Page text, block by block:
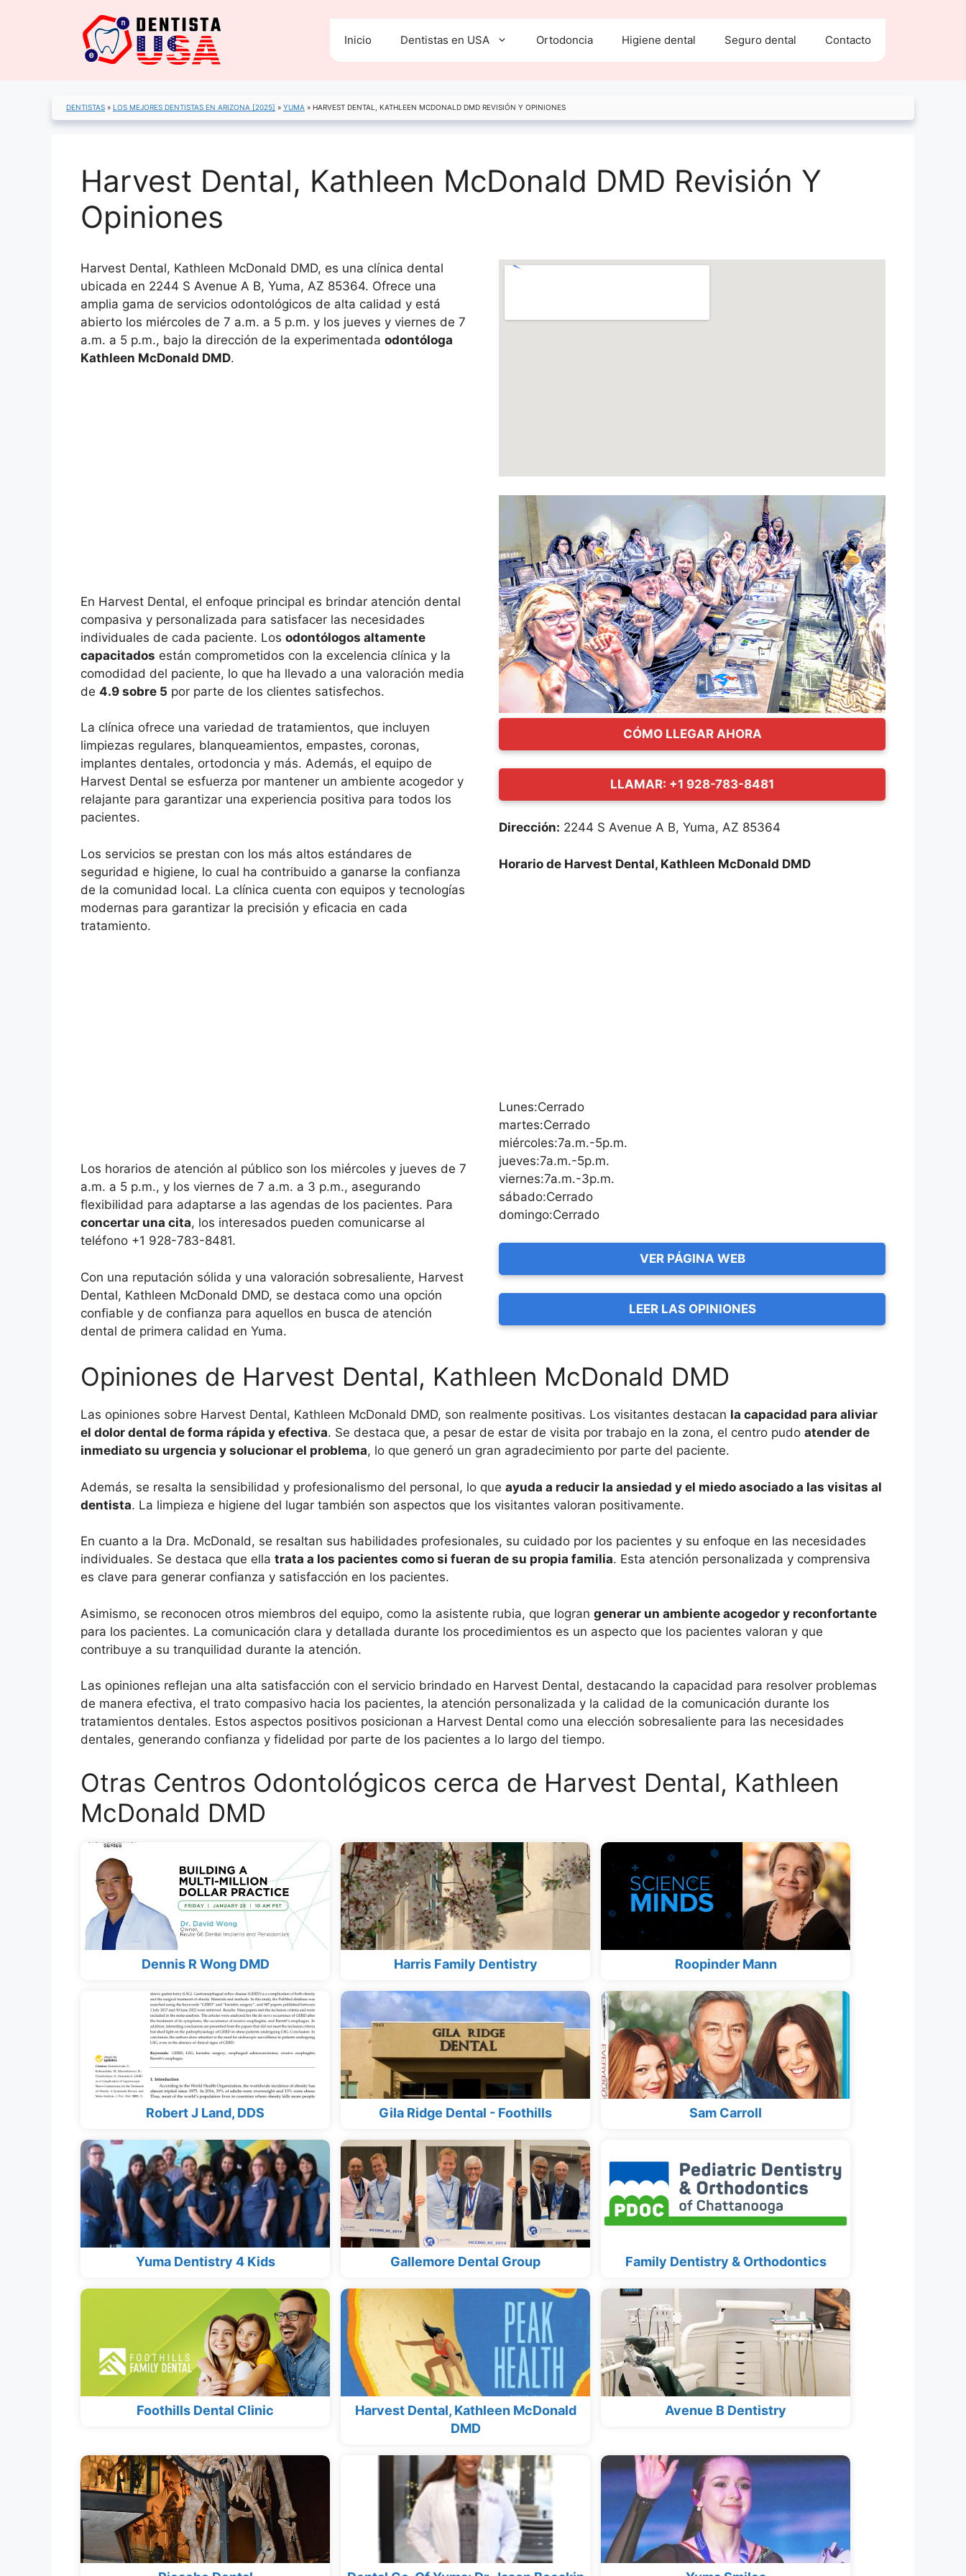
Inicio Dentistas en USA Ortodoncia Higiene dental Seguro dental Contacto
DENTISTAS » LOS MEJORES DENTISTAS EN ARIZONA [2025] » YUMA » HARVEST DENTAL, KATHLEEN MCDONALD DMD REVISIÓN Y OPINIONES
Harvest Dental, Kathleen McDonald DMD Revisión Y
Opiniones
Harvest Dental, Kathleen McDonald DMD, es una clínica dental
ubicada en 2244 S Avenue A B, Yuma, AZ 85364. Ofrece una
amplia gama de servicios odontológicos de alta calidad y está
abierto los miércoles de 7 a.m. a 5 p.m. y los jueves y viernes de 7
a.m. a 5 p.m., bajo la dirección de la experimentada odontóloga
Kathleen McDonald DMD.
En Harvest Dental, el enfoque principal es brindar atención dental
compasiva y personalizada para satisfacer las necesidades
individuales de cada paciente. Los odontólogos altamente
capacitados están comprometidos con la excelencia clínica y la
comodidad del paciente, lo que ha llevado a una valoración media
de 4.9 sobre 5 por parte de los clientes satisfechos.
La clínica ofrece una variedad de tratamientos, que incluyen
limpiezas regulares, blanqueamientos, empastes, coronas,
implantes dentales, ortodoncia y más. Además, el equipo de
Harvest Dental se esfuerza por mantener un ambiente acogedor y
relajante para garantizar una experiencia positiva para todos los
pacientes.
Los servicios se prestan con los más altos estándares de
seguridad e higiene, lo cual ha contribuido a ganarse la confianza
de la comunidad local. La clínica cuenta con equipos y tecnologías
modernas para garantizar la precisión y eficacia en cada
tratamiento.
Los horarios de atención al público son los miércoles y jueves de 7
a.m. a 5 p.m., y los viernes de 7 a.m. a 3 p.m., asegurando
flexibilidad para adaptarse a las agendas de los pacientes. Para
concertar una cita, los interesados pueden comunicarse al
teléfono +1 928-783-8481.
Con una reputación sólida y una valoración sobresaliente, Harvest
Dental, Kathleen McDonald DMD, se destaca como una opción
confiable y de confianza para aquellos en busca de atención
dental de primera calidad en Yuma.
CÓMO LLEGAR AHORA
LLAMAR: +1 928-783-8481
Dirección: 2244 S Avenue A B, Yuma, AZ 85364
Horario de Harvest Dental, Kathleen McDonald DMD
Lunes:Cerrado
martes:Cerrado
miércoles:7a.m.-5p.m.
jueves:7a.m.-5p.m.
viernes:7a.m.-3p.m.
sábado:Cerrado
domingo:Cerrado
VER PÁGINA WEB
LEER LAS OPINIONES
Opiniones de Harvest Dental, Kathleen McDonald DMD
Las opiniones sobre Harvest Dental, Kathleen McDonald DMD, son realmente positivas. Los visitantes destacan la capacidad para aliviar
el dolor dental de forma rápida y efectiva. Se destaca que, a pesar de estar de visita por trabajo en la zona, el centro pudo atender de
inmediato su urgencia y solucionar el problema, lo que generó un gran agradecimiento por parte del paciente.
Además, se resalta la sensibilidad y profesionalismo del personal, lo que ayuda a reducir la ansiedad y el miedo asociado a las visitas al
dentista. La limpieza e higiene del lugar también son aspectos que los visitantes valoran positivamente.
En cuanto a la Dra. McDonald, se resaltan sus habilidades profesionales, su cuidado por los pacientes y su enfoque en las necesidades
individuales. Se destaca que ella trata a los pacientes como si fueran de su propia familia. Esta atención personalizada y comprensiva
es clave para generar confianza y satisfacción en los pacientes.
Asimismo, se reconocen otros miembros del equipo, como la asistente rubia, que logran generar un ambiente acogedor y reconfortante
para los pacientes. La comunicación clara y detallada durante los procedimientos es un aspecto que los pacientes valoran y que
contribuye a su tranquilidad durante la atención.
Las opiniones reflejan una alta satisfacción con el servicio brindado en Harvest Dental, destacando la capacidad para resolver problemas
de manera efectiva, el trato compasivo hacia los pacientes, la atención personalizada y la calidad de la comunicación durante los
tratamientos dentales. Estos aspectos positivos posicionan a Harvest Dental como una elección sobresaliente para las necesidades
dentales, generando confianza y fidelidad por parte de los pacientes a lo largo del tiempo.
Otras Centros Odontológicos cerca de Harvest Dental, Kathleen
McDonald DMD
Dennis R Wong DMD Harris Family Dentistry Roopinder Mann
Robert J Land, DDS Gila Ridge Dental - Foothills Sam Carroll
Yuma Dentistry 4 Kids Gallemore Dental Group Family Dentistry & Orthodontics
Foothills Dental Clinic
Harvest Dental, Kathleen McDonald
DMD
Avenue B Dentistry